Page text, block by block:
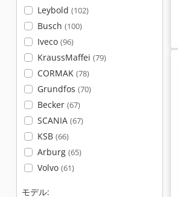
Leybold (102)
Busch (100)
Iveco (96)
KraussMaffei (79)
CORMAK (78)
Grundfos (70)
Becker (67)
SCANIA (67)
KSB (66)
Arburg (65)
Volvo (61)
モデル: